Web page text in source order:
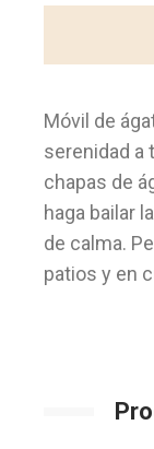
Móvil de
serenidad a
chapas de
haga bailar
de calma.
patios y en